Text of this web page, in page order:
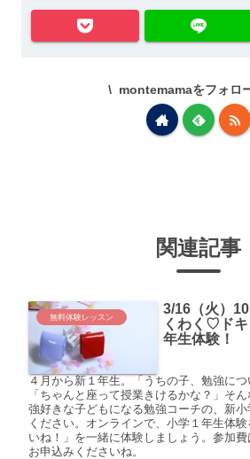
montemamaをフォロ
関連記事
無料体験レッスン
3/16（火）
くわく♡ド
年生体験！
４月から新１年生。「うちの子、勉強につ
「ちゃんと座って授業きけるかな？」そ
強好きな子どもになる勉強コーチの、新
ください。オンラインで、小学１年生体
いね！」を一緒に体験しましょう。参加
お申込みくださいね。